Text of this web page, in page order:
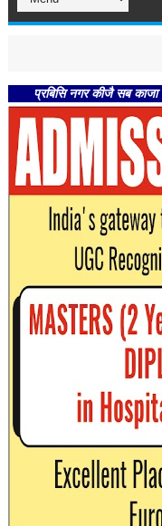
नगर कीजै सब काजा । हृदय